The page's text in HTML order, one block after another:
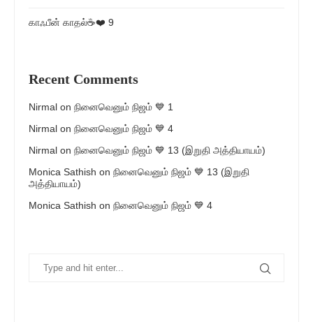
காஃபீன் காதல்☕❤️ 9
Recent Comments
Nirmal on நினைவெனும் நிஜம் 💙 1
Nirmal on நினைவெனும் நிஜம் 💙 4
Nirmal on நினைவெனும் நிஜம் 💙 13 (இறுதி அத்தியாயம்)
Monica Sathish on நினைவெனும் நிஜம் 💙 13 (இறுதி
அத்தியாயம்)
Monica Sathish on நினைவெனும் நிஜம் 💙 4